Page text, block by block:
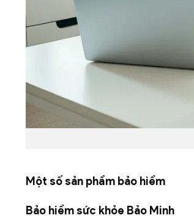
Một số sản phẩm bảo hiểm
Bảo hiểm sức khỏe Bảo Minh